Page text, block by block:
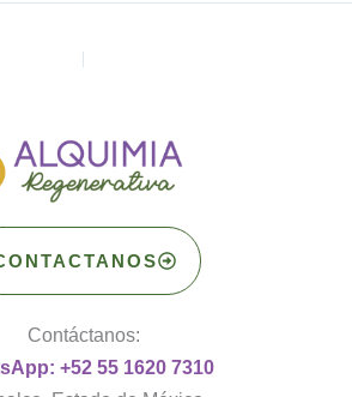
Contáctanos:
+52 55 1620 7310